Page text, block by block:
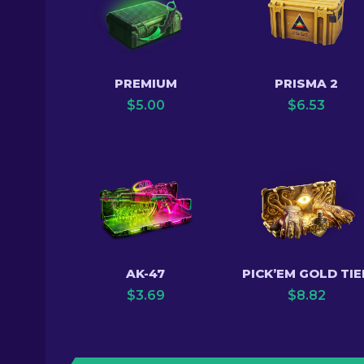
PREMIUM
$5.00
PRISMA 2
$6.53
AK-47
$3.69
PICK’EM GOLD
$8.82